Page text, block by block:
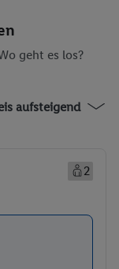
geht es los?
aufsteigend
2